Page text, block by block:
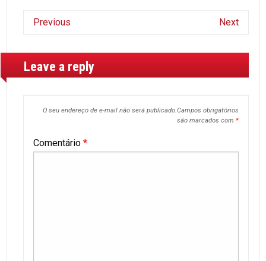
Previous Next
Leave a reply
O seu endereço de e-mail não será publicado.Campos obrigatórios
são marcados com *
Comentário *